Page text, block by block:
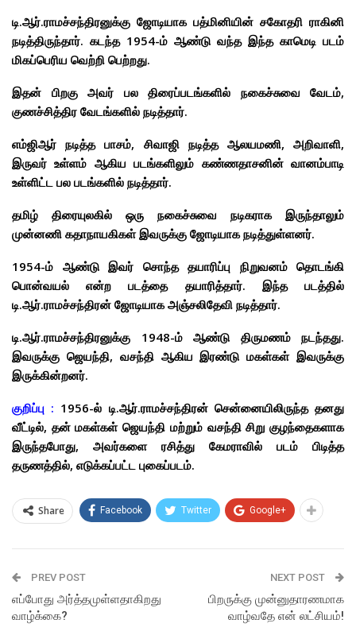
டி.ஆர்.ராமச்சந்திரனுக்கு ஜோடியாக பத்மினியின் சகோதரி ராகினி
நடித்திருந்தார். கடந்த 1954-ம் ஆண்டு வந்த இந்த காமெடி படம்
மிகப்பெரிய வெற்றி பெற்றது.
இதன் பிறகு அவர் பல திரைப்படங்களில் நகைச்சுவை வேடம்,
குணச்சித்திர வேடங்களில் நடித்தார்.
எம்ஜிஆர் நடித்த பாசம், சிவாஜி நடித்த ஆலயமணி, அறிவாளி,
இருவர் உள்ளம் ஆகிய படங்களிலும் கண்ணதாசனின் வானம்பாடி
உள்ளிட்ட பல படங்களில் நடித்தார்.
தமிழ் திரையுலகில் ஒரு நகைச்சுவை நடிகராக இருந்தாலும்
முன்னணி கதாநாயகிகள் இவருக்கு ஜோடியாக நடித்துள்ளனர்.
1954-ம் ஆண்டு இவர் சொந்த தயாரிப்பு நிறுவனம் தொடங்கி
பொன்வயல் என்ற படத்தை தயாரித்தார். இந்த படத்தில்
டி.ஆர்.ராமச்சந்திரன் ஜோடியாக அஞ்சலிதேவி நடித்தார்.
டி.ஆர்.ராமச்சந்திரனுக்கு 1948-ம் ஆண்டு திருமணம் நடந்தது.
இவருக்கு ஜெயந்தி, வசந்தி ஆகிய இரண்டு மகள்கள் இவருக்கு
இருக்கின்றனர்.
குறிப்பு : 1956-ல் டி.ஆர்.ராமச்சந்திரன் சென்னையிலிருந்த தனது
வீட்டில், தன் மகள்கள் ஜெயந்தி மற்றும் வசந்தி சிறு குழந்தைகளாக
இருந்தபோது, அவர்களை ரசித்து கேமராவில் படம் பிடித்த
தருணத்தில், எடுக்கப்பட்ட புகைப்படம்.
Share Facebook Twitter Google+
PREV POST
எப்போது அர்த்தமுள்ளதாகிறது
வாழ்க்கை?
NEXT POST
பிறருக்கு முன்னுதாரணமாக
வாழ்வதே என் லட்சியம்!